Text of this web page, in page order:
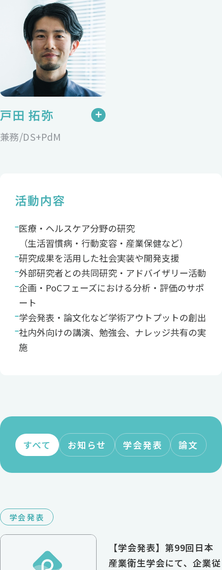
戸田 拓弥
兼務/DS+PdM
活動内容
医療・ヘルスケア分野の研究
（生活習慣病・行動変容・産業保健など）
研究成果を活用した社会実装や開発支援
外部研究者との共同研究・アドバイザリー活動
企画・PoCフェーズにおける分析・評価のサポ
ート
学会発表・論文化など学術アウトプットの創出
社内外向けの講演、勉強会、ナレッジ共有の実
施
すべて お知らせ 学会発表 論文
学会発表
【学会発表】第99回日本
産業衛生学会にて、企業従